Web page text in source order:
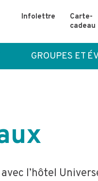
Infolettre
Carte-
cadeau
GROUPES ET
l’hôtel